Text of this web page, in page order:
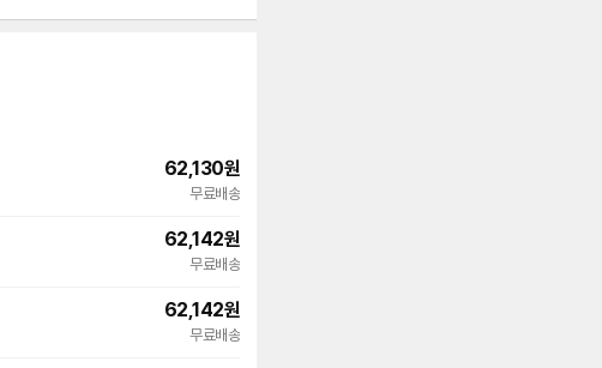
62,130원
무료배송
62,142원
무료배송
62,142원
무료배송